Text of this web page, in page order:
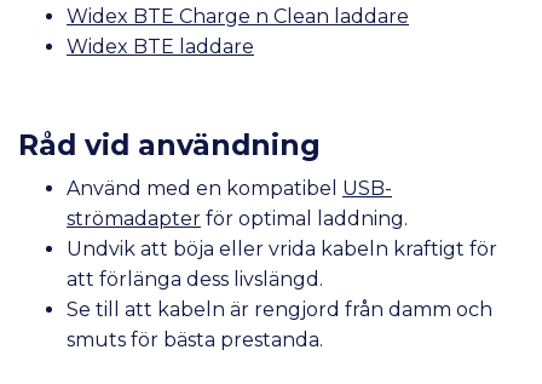
Widex BTE Charge n Clean laddare
Widex BTE laddare
Råd vid användning
Använd med en kompatibel USB-
strömadapter för optimal laddning.
Undvik att böja eller vrida kabeln kraftigt för
att förlänga dess livslängd.
Se till att kabeln är rengjord från damm och
smuts för bästa prestanda.